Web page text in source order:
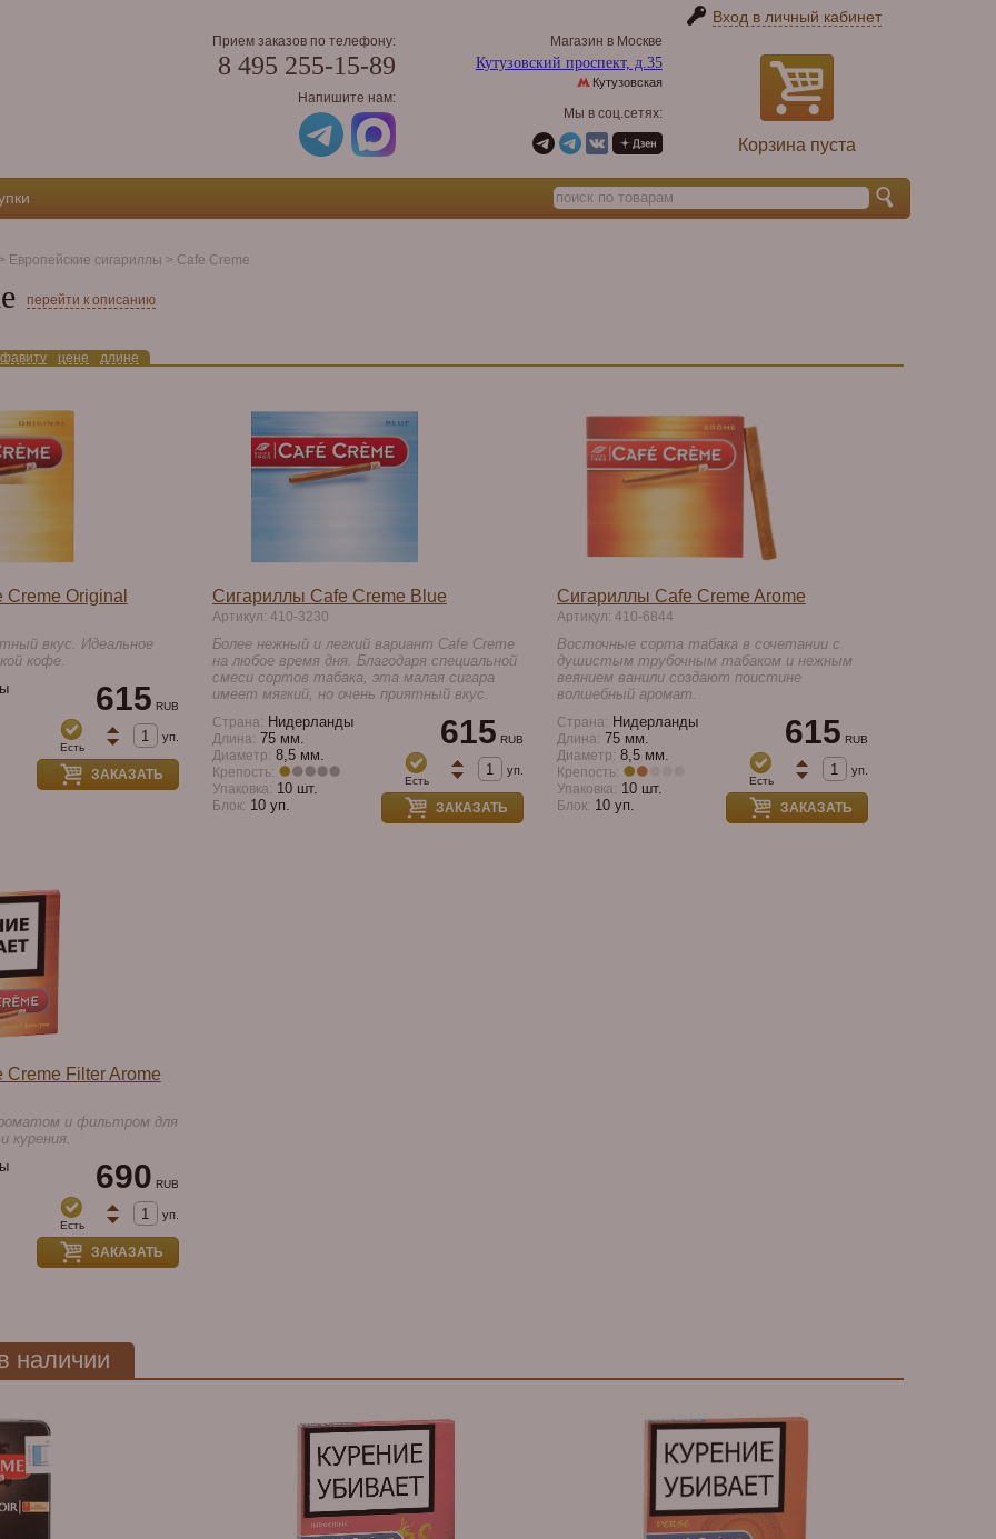
Вход в личный кабинет
Корзина пуста
Магазин в Москве
Кутузовский проспект, д.35
Кутузовская
Мы в соц.сетях:
Прием заказов по телефону:
8 495 255-15-89
Напишите нам:
> Европейские сигариллы > Cafe Creme
перейти к описанию
цене длине
Original
вкус. Идеальное
кофе.
615 RUB
Есть
уп.
ЗАКАЗАТЬ
Сигариллы Cafe Creme Blue
Артикул: 410-3230
Более нежный и легкий вариант Cafe Creme
на любое время дня. Благодаря специальной
смеси сортов табака, эта малая сигара
имеет мягкий, но очень приятный вкус.
Страна: Нидерланды
Длина: 75 мм.
Диаметр: 8,5 мм.
Крепость:
Упаковка: 10 шт.
Блок: 10 уп.
615 RUB
Есть
уп.
ЗАКАЗАТЬ
Сигариллы Cafe Creme Arome
Артикул: 410-6844
Восточные сорта табака в сочетании с
душистым трубочным табаком и нежным
веянием ванили создают поистине
волшебный аромат.
Страна: Нидерланды
Длина: 75 мм.
Диаметр: 8,5 мм.
Крепость:
Упаковка: 10 шт.
Блок: 10 уп.
615 RUB
Есть
уп.
ЗАКАЗАТЬ
Filter Arome
и фильтром для
курения.
690 RUB
Есть
уп.
ЗАКАЗАТЬ
наличии